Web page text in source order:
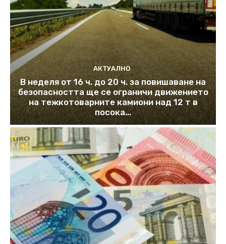
АКТУАЛНО
В неделя от 16 ч. до 20 ч. за повишаване на
безопасността ще се ограничи движението
на тежкотоварните камиони над 12 т в
посока...